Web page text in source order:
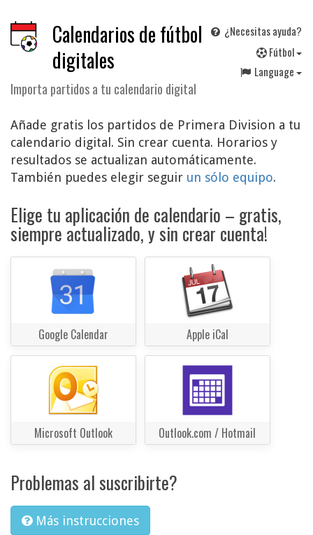
Calendarios de fútbol
digitales
Importa partidos a tu calendario digital
¿Necesitas ayuda?
Fútbol
Language
Añade gratis los partidos de Primera Division a tu
calendario digital. Sin crear cuenta. Horarios y
resultados se actualizan automáticamente.
También puedes elegir seguir un sólo equipo.
Elige tu aplicación de calendario – gratis,
siempre actualizado, y sin crear cuenta!
Google Calendar Apple iCal
Microsoft Outlook Outlook.com / Hotmail
Problemas al suscribirte?
Más instrucciones